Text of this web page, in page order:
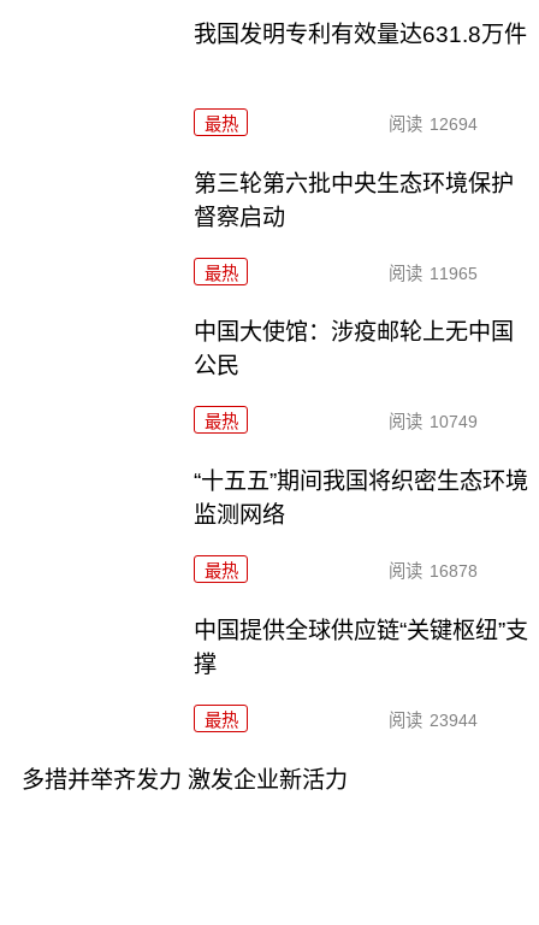
我国发明专利有效量达631.8万件
最热 阅读 12694
第三轮第六批中央生态环境保护
督察启动
最热 阅读 11965
中国大使馆：涉疫邮轮上无中国
公民
最热 阅读 10749
“十五五”期间我国将织密生态环境
监测网络
最热 阅读 16878
中国提供全球供应链“关键枢纽”支
撑
最热 阅读 23944
多措并举齐发力 激发企业新活力